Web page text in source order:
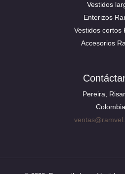
Vestidos
Enterizos
Vestidos cortos
Accesorios
Pereira,
Colombia